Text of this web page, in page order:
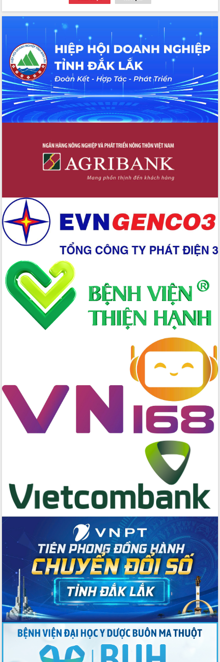
Hồ Thị Nguyên Thảo làm việc tại Trung
tâm Phục vụ hành chính công xã Ea
Xây dựng nền hành chính số đồng
hành cùng nông dân dân, doanh nghiệp
Giai đoạn 2026-2030, Đắk Lắk phấn
đấu có 77% xã đạt chuẩn nông thôn
mới
Chuyển đổi số 'mở đường' cho nông
nghiệp Đắk Lắk tăng trưởng bứt phá
Triển khai đồng bộ đo đạc, lập hồ sơ
địa chính, hoàn thiện cơ sở dữ liệu đất
Ứng dụng sinh trắc học - Bước tiến
trong hành trình chuyển đổi số tại Đắk
Đắk Lắk nâng cao hiệu quả công tác
Đắk Lắk đẩy mạnh nuôi biển công
nghệ, hướng tới phát triển thủy sản
bền vững
Tập huấn nâng cao năng lực triển khai
chuyển đổi số cho cán bộ, công chức
Đắk Lắk phát động hưởng ứng Ngày
Quyền của người tiêu dùng Việt Nam
2026
Đẩy mạnh cải cách hành chính, quyết
tâm đạt được mục tiêu tăng trưởng
hai con số trong năm 2026
Tổ chức trang trọng Lễ hội Đền thờ
Bệnh án điện tử thúc đẩy chuyển đổi
số y tế tại Đắk Lắk
Chuyển đổi số thư viện: Mở rộng
không gian tri thức trong thời đại số
Đánh giá, rút kinh nghiệm công tác tổ
Lắk gửi gắm niềm tin, kỳ vọng vào lá
phiếu
Đắk Lắk sẵn sàng các điều kiện cho
khóa XVI và HĐND các cấp nhiệm kỳ
Đảm bảo cuộc bầu cử đại biểu Quốc
hội và đại biểu HĐND các cấp diễn ra
an toàn, hiệu quả, đúng quy định
Thủ tướng Chính phủ Phạm Minh Chính
kiểm tra, chỉ đạo hoàn thành các dự
án cao tốc và thăm khu tái định cư tại
Đắk Lắk
Sôi nổi Hội đua ngựa truyền thống Gò
Thì Thùng mừng Xuân Bính Ngọ 2026
Lãnh đạo tỉnh dâng hương tưởng niệm
tại Đập Đồng Cam đầu Xuân Bính Ngọ